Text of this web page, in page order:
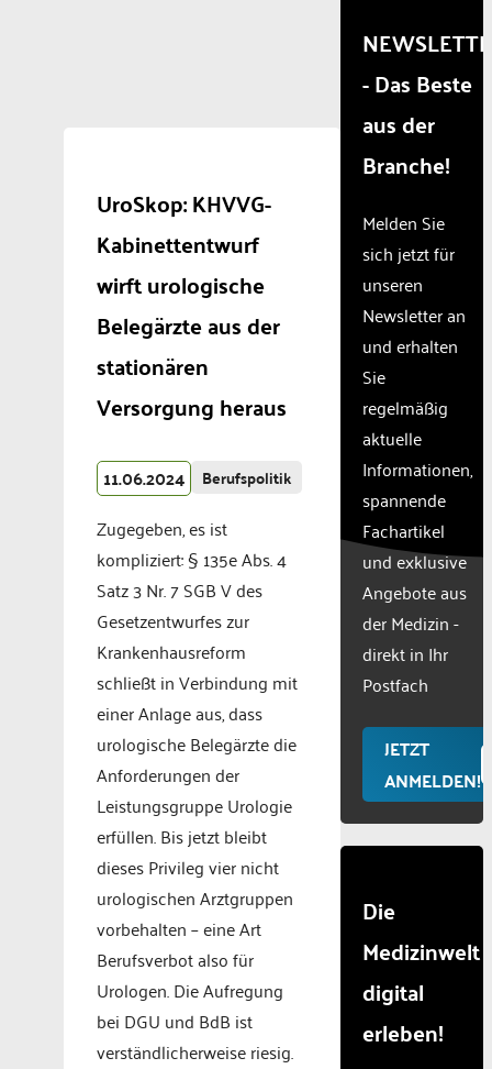
UroSkop: KHVVG-
Kabinettentwurf
wirft urologische
Belegärzte aus der
stationären
Versorgung heraus
11.06.2024 Berufspolitik
Zugegeben, es ist
kompliziert: § 135e Abs. 4
Satz 3 Nr. 7 SGB V des
Gesetzentwurfes zur
Krankenhausreform
schließt in Verbindung mit
einer Anlage aus, dass
urologische Belegärzte die
Anforderungen der
Leistungsgruppe Urologie
erfüllen. Bis jetzt bleibt
dieses Privileg vier nicht
urologischen Arztgruppen
vorbehalten – eine Art
Berufsverbot also für
Urologen. Die Aufregung
bei DGU und BdB ist
verständlicherweise riesig.
that
are
not
disclosed
to the
The
owner
needs
to
setup
the
site
with
CMP
to add
content
to the
list of
used.
Powered
Consent
- Das Beste
aus der
Branche!
Melden Sie
sich jetzt für
unseren
Newsletter an
und erhalten
Sie
regelmäßig
aktuelle
Informationen,
spannende
Fachartikel
und exklusive
Angebote aus
der Medizin -
direkt in Ihr
Postfach
JETZT
ANMELDEN!
Die
Medizinwelt
digital
erleben!